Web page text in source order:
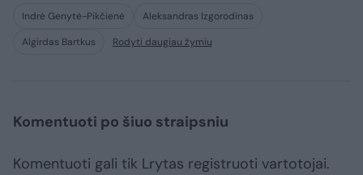
Indrė Genytė-Pikčienė
Aleksandras Izgorodinas
Algirdas Bartkus
Rodyti daugiau žymių
Komentuoti po šiuo straipsniu
Komentuoti gali tik Lrytas registruoti vartotojai.